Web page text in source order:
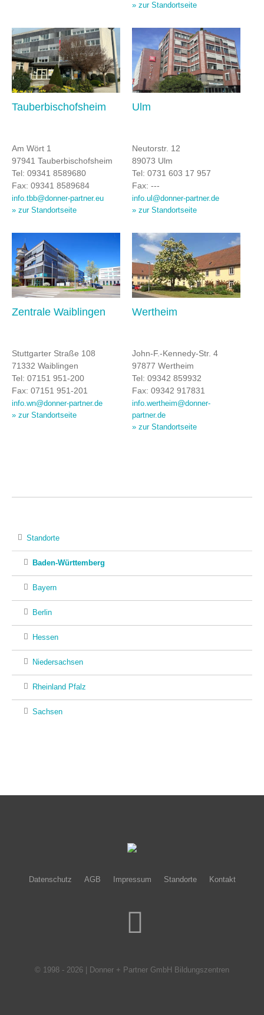
» zur Standortseite
Tauberbischofsheim
Am Wört 1
97941 Tauberbischofsheim
Tel: 09341 8589680
Fax: 09341 8589684
info.tbb@donner-partner.eu
» zur Standortseite
Ulm
Neutorstr. 12
89073 Ulm
Tel: 0731 603 17 957
Fax: ---
info.ul@donner-partner.de
» zur Standortseite
Zentrale Waiblingen
Stuttgarter Straße 108
71332 Waiblingen
Tel: 07151 951-200
Fax: 07151 951-201
info.wn@donner-partner.de
» zur Standortseite
Wertheim
John-F.-Kennedy-Str. 4
97877 Wertheim
Tel: 09342 859932
Fax: 09342 917831
info.wertheim@donner-
partner.de
» zur Standortseite
Standorte
Baden-Württemberg
Bayern
Berlin
Hessen
Niedersachsen
Rheinland Pfalz
Sachsen
Datenschutz AGB Impressum Standorte Kontakt
© 1998 - 2026 | Donner + Partner GmbH Bildungszentren